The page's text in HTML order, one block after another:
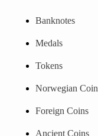
Banknotes
Medals
Tokens
Norwegian
Foreign Coins
Ancient Coins